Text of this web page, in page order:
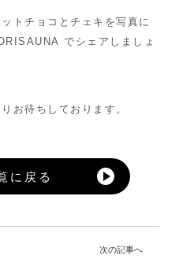
トチョコとチェキを写真に
でシェアしましょ
お待ちしております。
に戻る
次の記事へ